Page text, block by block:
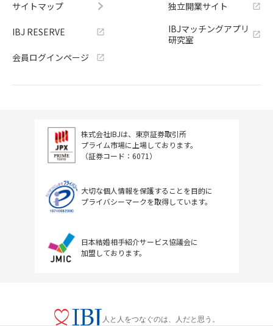
サイトマップ
IBJ RESERVE
会員ログインページ
独立開業サイト
IBJマッチングアプリ
研究室
株式会社IBJは、東京証券取引所
プライム市場に上場しております。
（証券コード：6071）
大切な個人情報を保護することを目的に
プライバシーマークを取得しています。
日本結婚相手紹介サービス協議会に
加盟しております。
人と人をつなぐのは、人だと思う。